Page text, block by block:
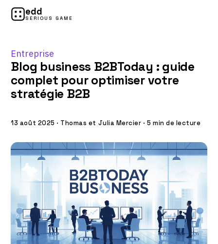
edd
SERIOUS GAME
Entreprise
Blog business B2BToday : guide
complet pour optimiser votre
stratégie B2B
13 août 2025 · Thomas et Julia Mercier · 5 min de lecture